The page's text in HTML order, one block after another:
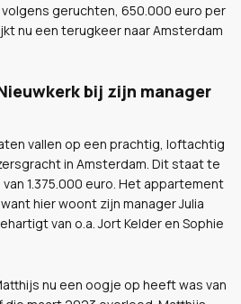
geruchten, 650.000 euro per
nu een terugkeer naar Amsterdam
bij zijn manager
vallen op een prachtig, loftachtig
in Amsterdam. Dit staat te
1.375.000 euro. Het appartement
hier woont zijn manager Julia
van o.a. Jort Kelder en Sophie
nu een oogje op heeft was van